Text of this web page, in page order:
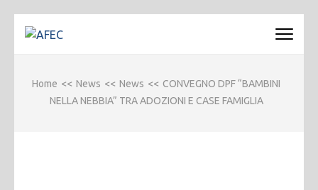
invio)
Home << News << News << CONVEGNO DPF “BAMBINI
NELLA NEBBIA” TRA ADOZIONI E CASE FAMIGLIA